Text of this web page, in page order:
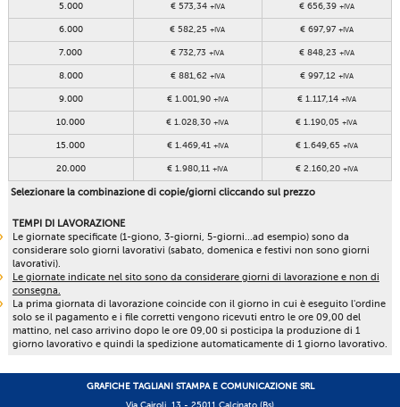
5.000 € 573,34 +IVA € 656,39 +IVA
6.000 € 582,25+IVA € 697,97 +IVA
7.000 € 732,73+IVA € 848,23 +IVA
8.000 € 881,62 +IVA € 997,12 +IVA
9.000 € 1.001,90 +IVA € 1.117,14 +IVA
10.000 € 1.028,30+IVA € 1.190,05+IVA
15.000 € 1.469,41 +IVA € 1.649,65 +IVA
20.000 € 1.980,11+IVA € 2.160,20 +IVA
Selezionare la combinazione di copie/giorni cliccando sul prezzo
TEMPI DI LAVORAZIONE
Le giornate specificate (1-giono, 3-giorni, 5-giorni...ad esempio) sono da
considerare solo giorni lavorativi (sabato, domenica e festivi non sono giorni
lavorativi).
Le giornate indicate nel sito sono da considerare giorni di lavorazione e non di
consegna.
La prima giornata di lavorazione coincide con il giorno in cui è eseguito l'ordine
solo se il pagamento e i file corretti vengono ricevuti entro le ore 09,00 del
mattino, nel caso arrivino dopo le ore 09,00 si posticipa la produzione di 1
giorno lavorativo e quindi la spedizione automaticamente di 1 giorno lavorativo.
GRAFICHE TAGLIANI STAMPA E COMUNICAZIONE SRL